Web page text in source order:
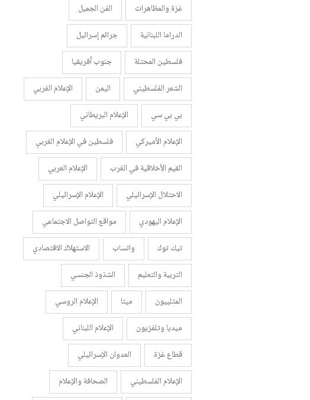
غزة والمظاهرات
الفن الجميل
الدراما اللبنانية
جرائم إسرائيل
فلسطين المحتلة
جنوب أفريقيا
الشعر الفلسطيني
اليمن
الإعلام الغربي
بي بي سي
الإعلام البريطاني
الإعلام الأميركي
فلسطين في الإعلام الغربي
القيم الأخلاقية في الغرب
الإعلام العربي
الاحتلال الإسرائيلي
الإعلام الإسرائيلي
الإعلام اليهودي
مواقع التواصل الاجتماعي
تيك توك
واتساب
الاستهلاك الاقتصادي
التربية والتعليم
الشذوذ الجنسي
المثلييون
ميتا
الإعلام الروسي
ميديا وتلفزيون
الإعلام اللبناني
قطاع غزة
العدوان الإسرائيلي
الإعلام الفلسطيني
الصحافة والإعلام